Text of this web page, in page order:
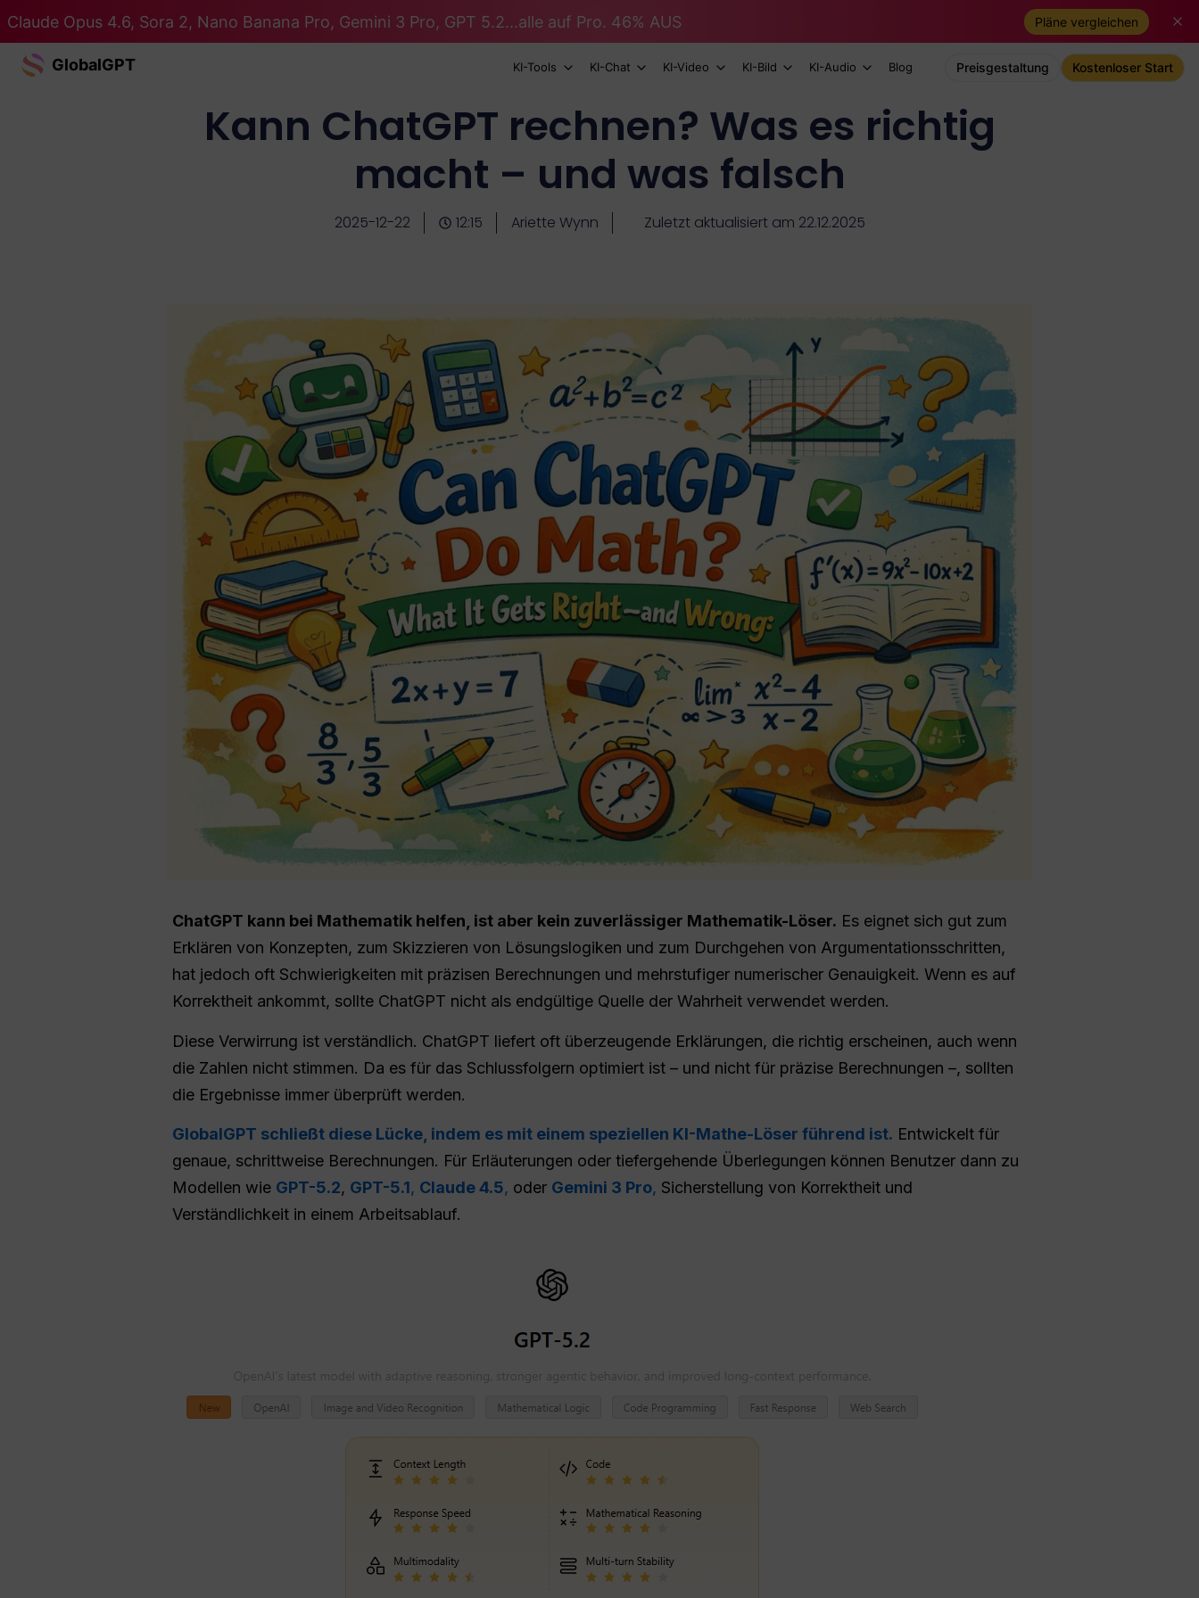
Claude Opus 4.6, Sora 2, Nano Banana Pro, Gemini 3 Pro, GPT 5.2...alle auf Pro. 46% AUS Pläne vergleichen
GlobalGPT KI-Tools KI-Chat KI-Video KI-Bild KI-Audio Blog Preisgestaltung Kostenloser Start
Kann ChatGPT rechnen? Was es richtig
macht – und was falsch
2025-12-22 12:15 Ariette Wynn Zuletzt aktualisiert am 22.12.2025
ChatGPT kann bei Mathematik helfen, ist aber kein zuverlässiger Mathematik-Löser. Es eignet sich gut zum
Erklären von Konzepten, zum Skizzieren von Lösungslogiken und zum Durchgehen von Argumentationsschritten,
hat jedoch oft Schwierigkeiten mit präzisen Berechnungen und mehrstufiger numerischer Genauigkeit. Wenn es auf
Korrektheit ankommt, sollte ChatGPT nicht als endgültige Quelle der Wahrheit verwendet werden.
Diese Verwirrung ist verständlich. ChatGPT liefert oft überzeugende Erklärungen, die richtig erscheinen, auch wenn
die Zahlen nicht stimmen. Da es für das Schlussfolgern optimiert ist – und nicht für präzise Berechnungen –, sollten
die Ergebnisse immer überprüft werden.
GlobalGPT schließt diese Lücke, indem es mit einem speziellen KI-Mathe-Löser führend ist. Entwickelt für
genaue, schrittweise Berechnungen. Für Erläuterungen oder tiefergehende Überlegungen können Benutzer dann zu
Modellen wie GPT-5.2, GPT-5.1, Claude 4.5, oder Gemini 3 Pro, Sicherstellung von Korrektheit und
Verständlichkeit in einem Arbeitsablauf.